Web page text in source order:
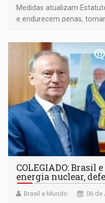
Medidas atualizam
e endurecem penas,
COLEGIADO: Brasil
energia nuclear,
Brasil e Mundo 06 de